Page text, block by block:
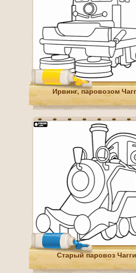
Ирвинг, паровозом
Старый паровоз